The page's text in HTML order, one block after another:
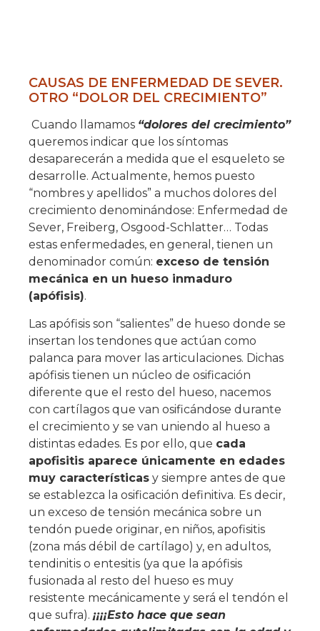
CAUSAS DE ENFERMEDAD DE SEVER.
OTRO “DOLOR DEL CRECIMIENTO”
Cuando llamamos “dolores del crecimiento”
queremos indicar que los síntomas
desaparecerán a medida que el esqueleto se
desarrolle. Actualmente, hemos puesto
“nombres y apellidos” a muchos dolores del
crecimiento denominándose: Enfermedad de
Sever, Freiberg, Osgood-Schlatter… Todas
estas enfermedades, en general, tienen un
denominador común: exceso de tensión
mecánica en un hueso inmaduro
(apófisis).
Las apófisis son “salientes” de hueso donde se
insertan los tendones que actúan como
palanca para mover las articulaciones. Dichas
apófisis tienen un núcleo de osificación
diferente que el resto del hueso, nacemos
con cartílagos que van osificándose durante
el crecimiento y se van uniendo al hueso a
distintas edades. Es por ello, que cada
apofisitis aparece únicamente en edades
muy características y siempre antes de que
se establezca la osificación definitiva. Es decir,
un exceso de tensión mecánica sobre un
tendón puede originar, en niños, apofisitis
(zona más débil de cartílago) y, en adultos,
tendinitis o entesitis (ya que la apófisis
fusionada al resto del hueso es muy
resistente mecánicamente y será el tendón el
que sufra). ¡¡¡¡Esto hace que sean